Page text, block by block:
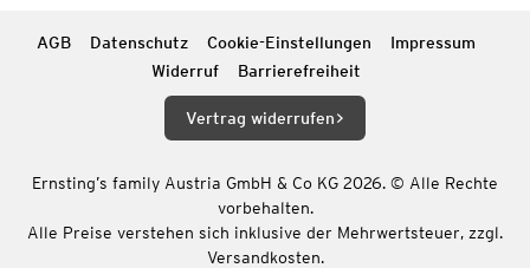
AGB Datenschutz Cookie-Einstellungen
Impressum
Widerruf
Barrierefreiheit
Vertrag widerrufen
Ernsting’s family Austria GmbH & Co KG 2026. © Alle Rechte
vorbehalten.
Alle Preise verstehen sich inklusive der Mehrwertsteuer, zzgl.
Versandkosten.